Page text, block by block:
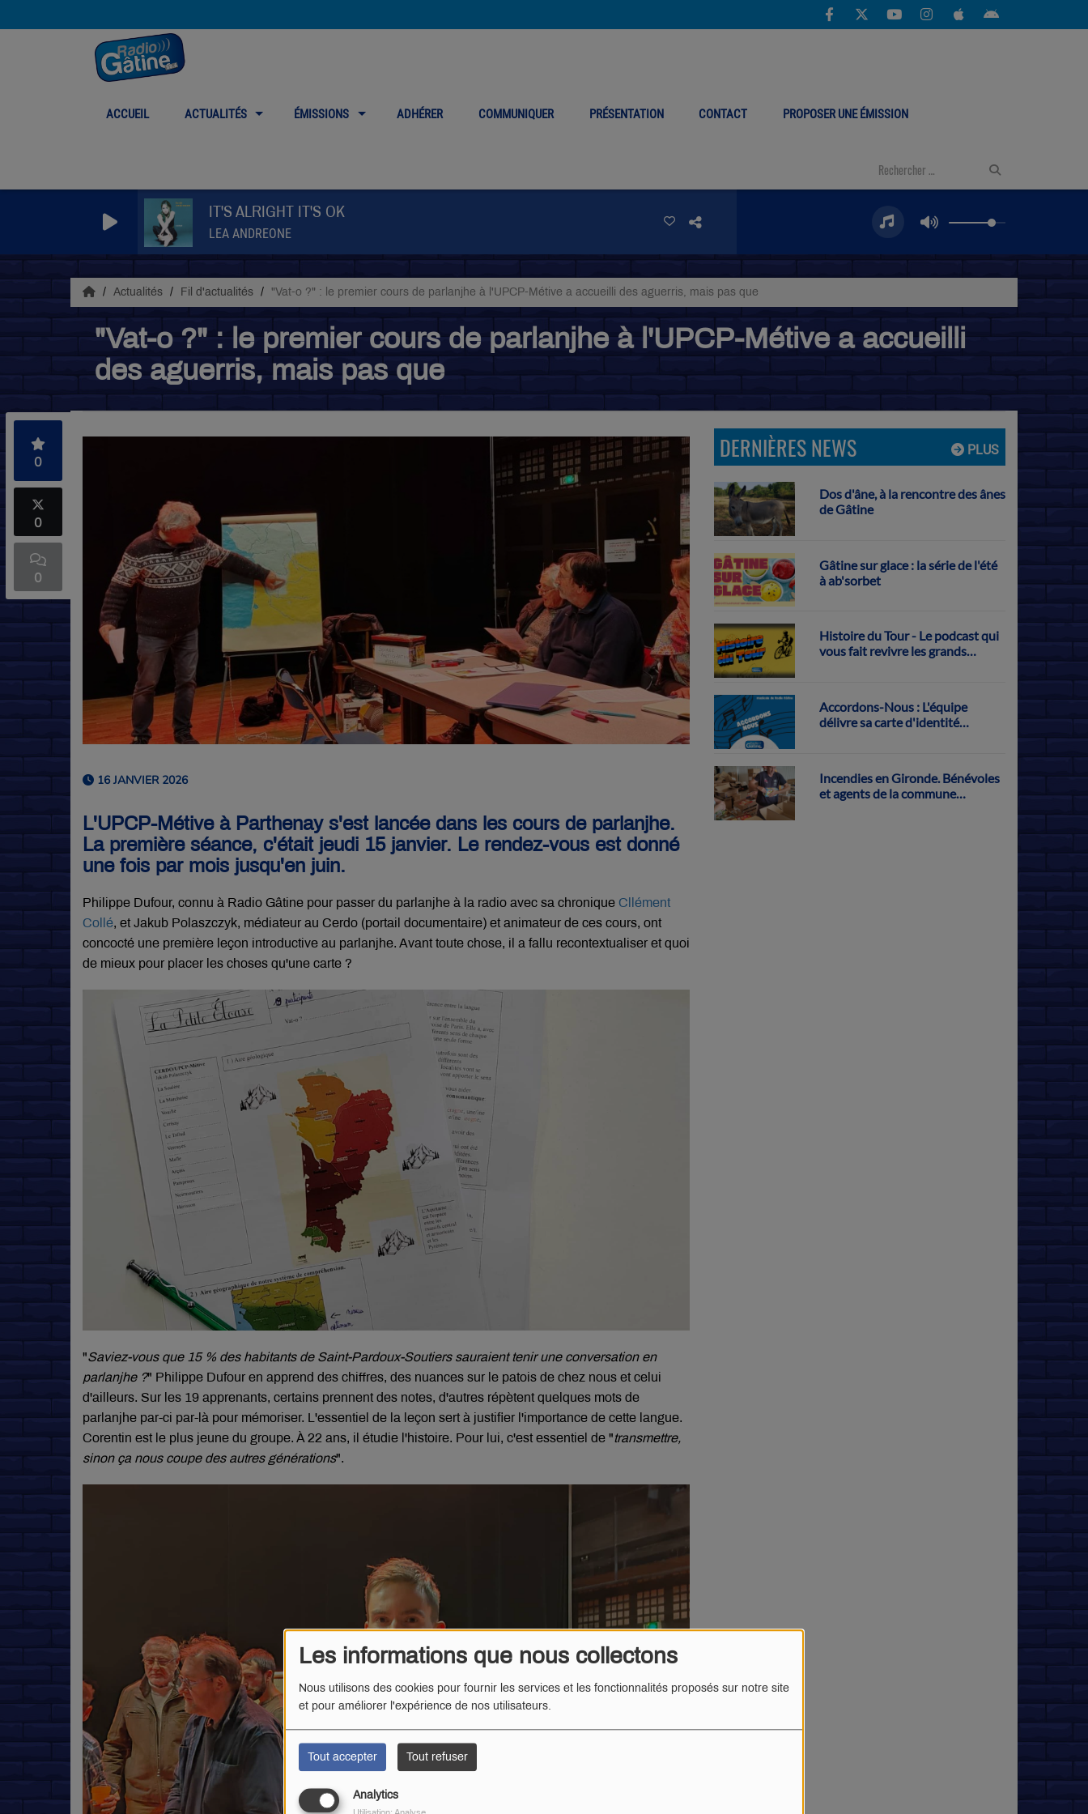
Les informations que nous collectons
Nous utilisons des cookies pour fournir les services et les fonctionnalités proposés sur notre site
et pour améliorer l'expérience de nos utilisateurs.
Tout accepter Tout refuser
Analytics
ACCUEIL ACTUALITÉS ÉMISSIONS ADHÉRER COMMUNIQUER PRÉSENTATION CONTACT PROPOSER UNE ÉMISSION
IT'S ALRIGHT IT'S OK
LEA ANDREONE
Actualités Fil d'actualités "Vat-o ?" : le premier cours de parlanjhe à l'UPCP-Métive a accueilli des aguerris, mais pas que
"Vat-o ?" : le premier cours de parlanjhe à l'UPCP-Métive a accueilli
des aguerris, mais pas que
0
0
0
16 JANVIER 2026
L'UPCP-Métive à Parthenay s'est lancée dans les cours de parlanjhe.
La première séance, c'était jeudi 15 janvier. Le rendez-vous est donné
une fois par mois jusqu'en juin.
Philippe Dufour, connu à Radio Gâtine pour passer du parlanjhe à la radio avec sa chronique Cllément
Collé, et Jakub Polaszczyk, médiateur au Cerdo (portail documentaire) et animateur de ces cours, ont
concocté une première leçon introductive au parlanjhe. Avant toute chose, il a fallu recontextualiser et quoi
de mieux pour placer les choses qu'une carte ?
"Saviez-vous que 15 % des habitants de Saint-Pardoux-Soutiers sauraient tenir une conversation en
parlanjhe ?" Philippe Dufour en apprend des chiffres, des nuances sur le patois de chez nous et celui
d'ailleurs. Sur les 19 apprenants, certains prennent des notes, d'autres répètent quelques mots de
parlanjhe par-ci par-là pour mémoriser. L'essentiel de la leçon sert à justifier l'importance de cette langue.
Corentin est le plus jeune du groupe. À 22 ans, il étudie l'histoire. Pour lui, c'est essentiel de "transmettre,
sinon ça nous coupe des autres générations".
PLUS
DERNIÈRES NEWS
Dos d'âne, à la rencontre des ânes
de Gâtine
Gâtine sur glace : la série de l'été
à ab'sorbet
Histoire du Tour - Le podcast qui
vous fait revivre les grands
Accordons-Nous : L'équipe
délivre sa carte d'identité
Incendies en Gironde. Bénévoles
et agents de la commune